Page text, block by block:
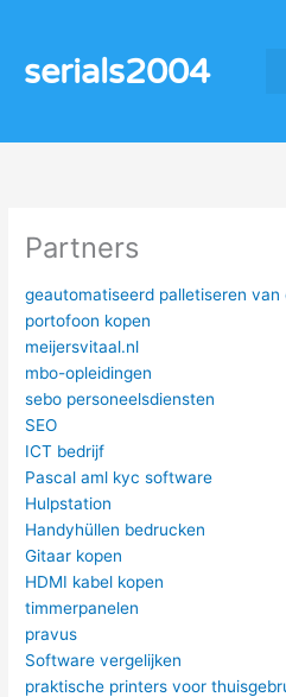
serials2004
Partners
geautomatiseerd palletiseren van
portofoon kopen
meijersvitaal.nl
mbo-opleidingen
sebo personeelsdiensten
SEO
ICT bedrijf
Pascal aml kyc software
Hulpstation
Handyhüllen bedrucken
Gitaar kopen
HDMI kabel kopen
timmerpanelen
pravus
Software vergelijken
praktische printers voor